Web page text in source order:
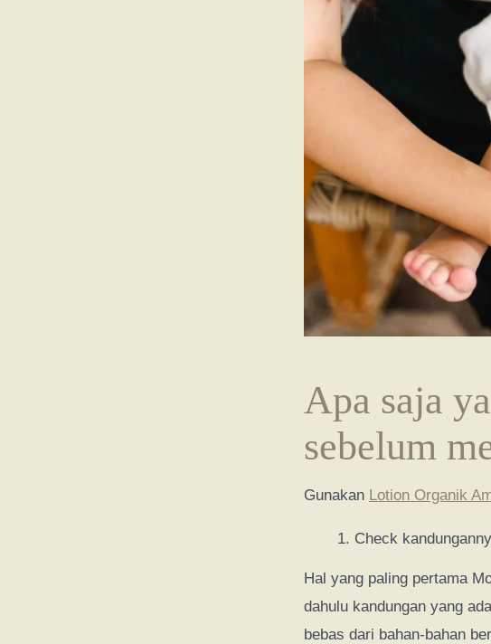
Apa saja
sebelum
Gunakan Lotion Organik
Check
Hal yang paling pertama
dahulu kandungan yang
bebas dari bahan-bahan